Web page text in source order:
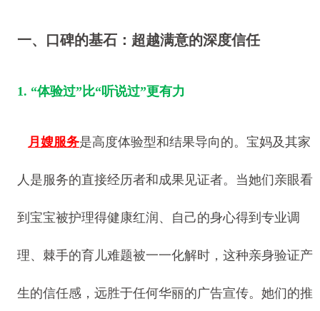
一、口碑的基石：超越满意的深度信任
1. “体验过”比“听说过”更有力
月嫂服务是高度体验型和结果导向的。宝妈及其家
人是服务的直接经历者和成果见证者。当她们亲眼看
到宝宝被护理得健康红润、自己的身心得到专业调
理、棘手的育儿难题被一一化解时，这种亲身验证产
生的信任感，远胜于任何华丽的广告宣传。她们的推